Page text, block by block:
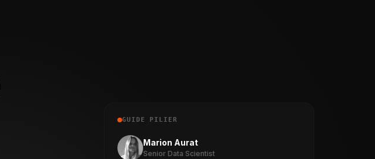
GUIDE PILIER
Marion Aurat
Senior Data Scientist